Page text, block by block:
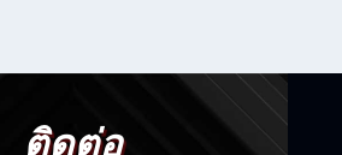
ติดต่อ